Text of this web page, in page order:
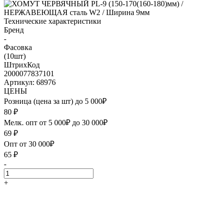
Технические характеристики
Бренд
-
Фасовка
(10шт)
ШтрихКод
2000077837101
Артикул: 68976
ЦЕНЫ
Розница (цена за шт) до 5 000₽
80 ₽
Мелк. опт от 5 000₽ до 30 000₽
69 ₽
Опт от 30 000₽
65 ₽
-
+